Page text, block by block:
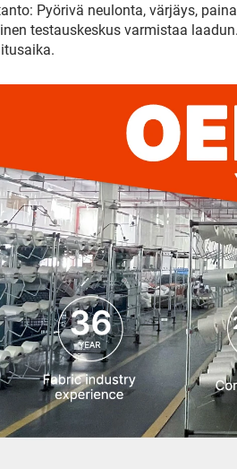
Pyörivä neulonta, värjäys,
testauskeskus varmistaa